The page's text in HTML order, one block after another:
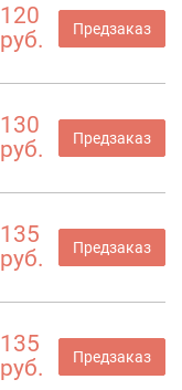
120
руб.
Предзаказ
130
руб.
Предзаказ
135
руб.
Предзаказ
135
руб.
Предзаказ